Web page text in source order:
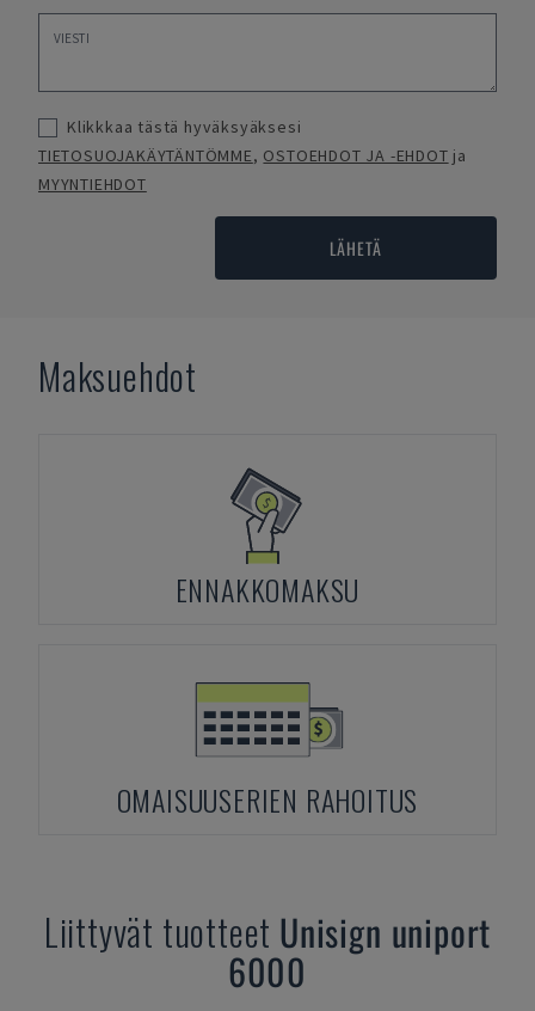
Klikkkaa tästä hyväksyäksesi
TIETOSUOJAKÄYTÄNTÖMME, OSTOEHDOT JA -EHDOT ja
MYYNTIEHDOT
LÄHETÄ
Maksuehdot
ENNAKKOMAKSU
OMAISUUSERIEN RAHOITUS
Liittyvät tuotteet Unisign uniport
6000